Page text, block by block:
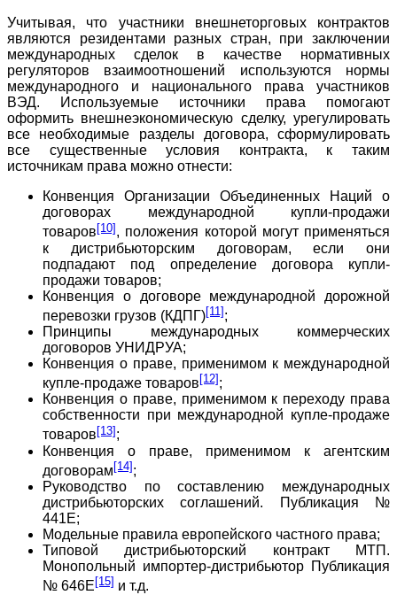
Учитывая, что участники внешнеторговых контрактов
являются резидентами разных стран, при заключении
международных сделок в качестве нормативных
регуляторов взаимоотношений используются нормы
международного и национального права участников
ВЭД. Используемые источники права помогают
оформить внешнеэкономическую сделку, урегулировать
все необходимые разделы договора, сформулировать
все существенные условия контракта, к таким
источникам права можно отнести:
Конвенция Организации Объединенных Наций о
договорах международной купли-продажи
товаров[10], положения которой могут применяться
к дистрибьюторским договорам, если они
подпадают под определение договора купли-
продажи товаров;
Конвенция о договоре международной дорожной
перевозки грузов (КДПГ)[11];
Принципы международных коммерческих
договоров УНИДРУА;
Конвенция о праве, применимом к международной
купле-продаже товаров [12] ;
Конвенция о праве, применимом к переходу права
собственности при международной купле-продаже
товаров[13];
Конвенция о праве, применимом к агентским
договорам[14];
Руководство по составлению международных
дистрибьюторских соглашений. Публикация №
441E;
Модельные правила европейского частного права;
Типовой дистрибьюторский контракт МТП.
Монопольный импортер-дистрибьютор Публикация
№ 646E [15] и т.д.